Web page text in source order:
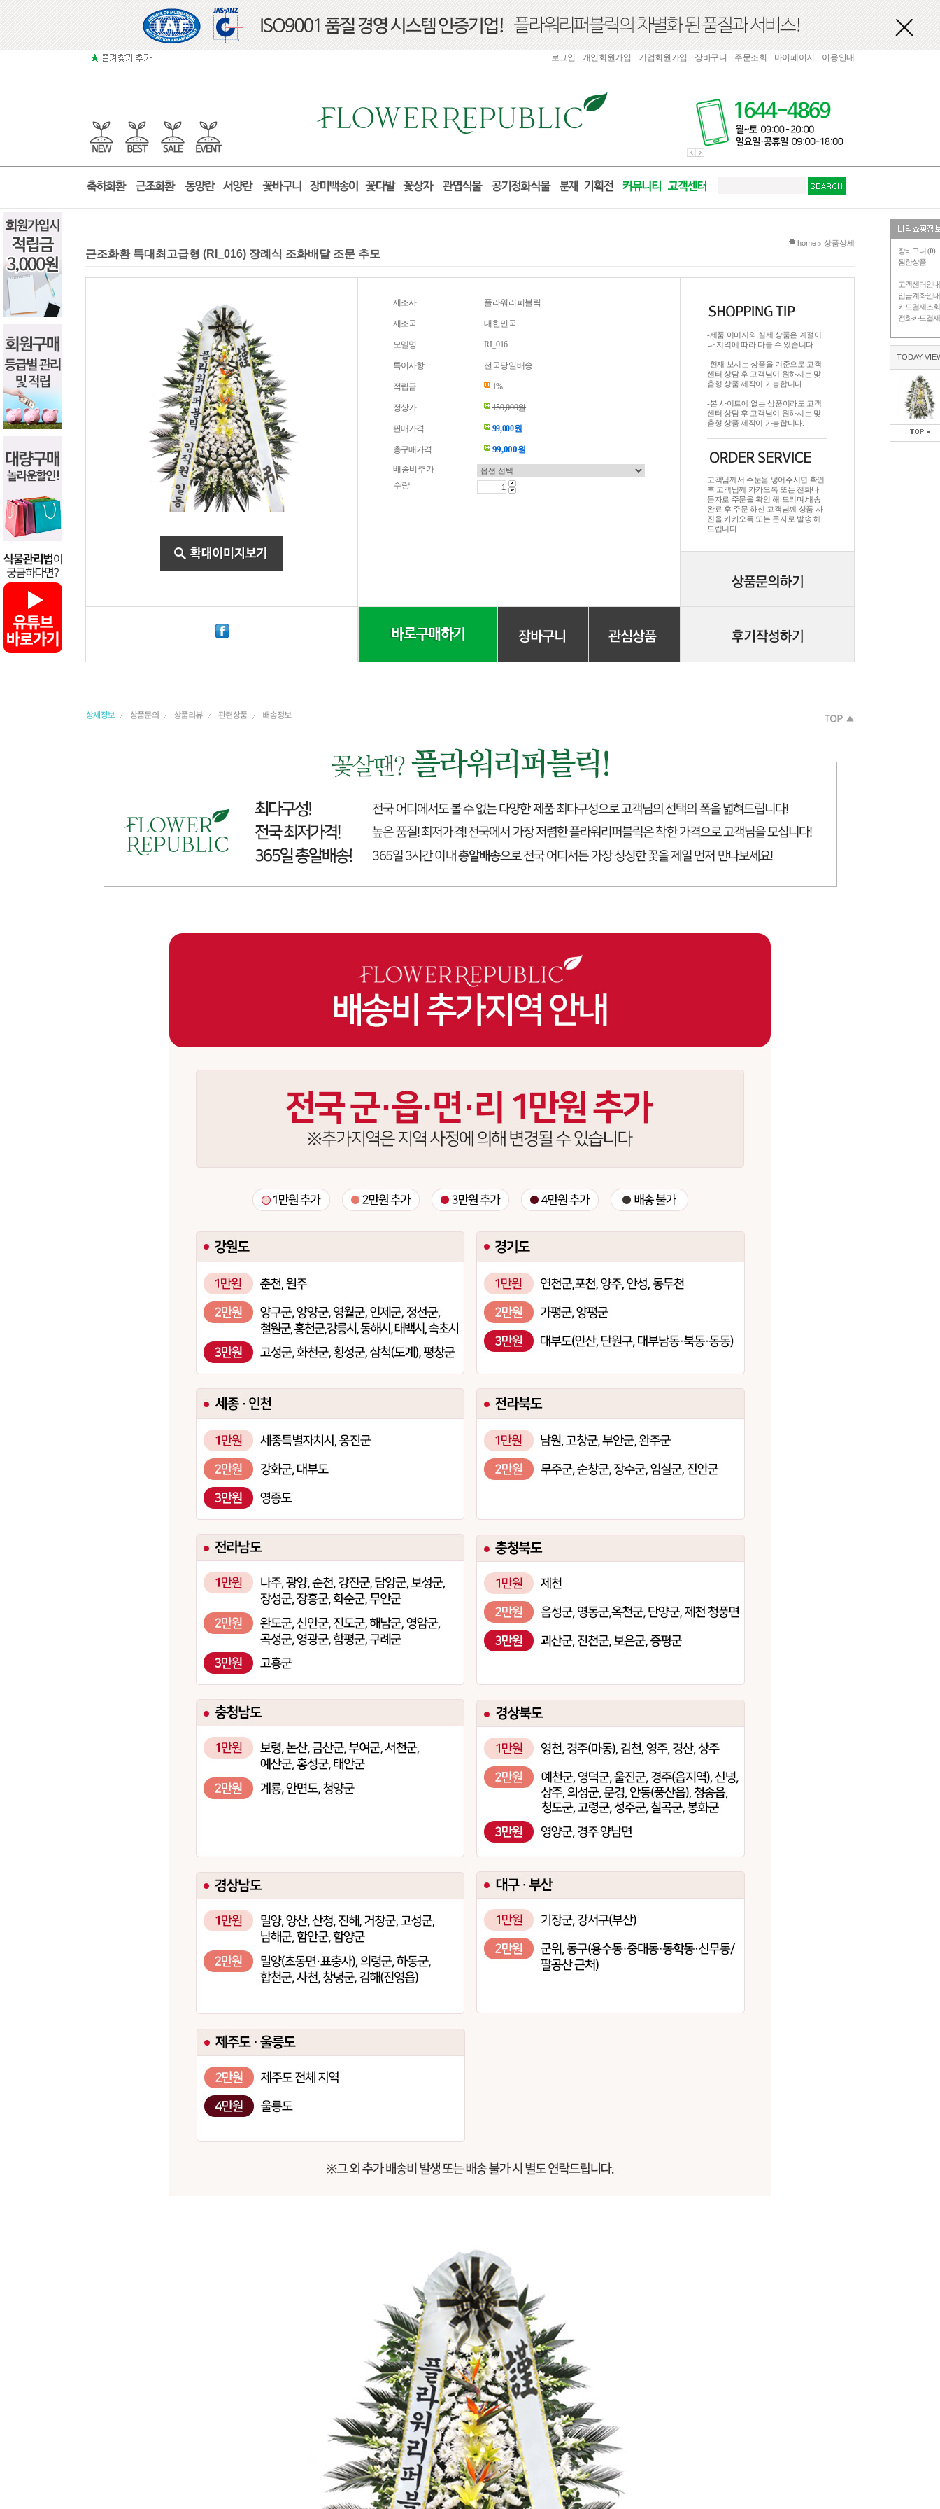
장바구니 (0)
찜한상품
고객센터안내
입금계좌안내
카드결제조회
전화카드결제
TODAY
로그인 개인회원가입 기업회원가입 장바구니 주문조회 마이페이지 이용안내
현재 위치
home > 상품상세
근조화환 특대최고급형 (RI_016) 장례식 조화배달 조문 추모
제조사 플라워리퍼블릭
제조국 대한민국
모델명 RI_016
특이사항 전국당일배송
적립금 1%
정상가 150,000원
판매가격 99,000원
총구매가격 99,000원
배송비추가
수량
-제품 이미지와 실제 상품은 계절이
나 지역에 따라 다를 수 있습니다.
-현재 보시는 상품을 기준으로 고객
센터 상담 후 고객님이 원하시는 맞
춤형 상품 제작이 가능합니다.
-본 사이트에 없는 상품이라도 고객
센터 상담 후 고객님이 원하시는 맞
춤형 상품 제작이 가능합니다.
고객님께서 주문을 넣어주시면 확인
후 고객님께 카카오톡 또는 전화나
문자로 주문을 확인 해 드리며.배송
완료 후 주문 하신 고객님께 상품 사
진을 카카오톡 또는 문자로 발송 해
드립니다.